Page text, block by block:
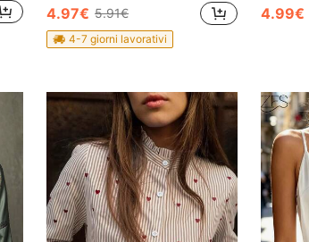
4.97€ 5.91€
4-7 giorni lavorativi
4.99€